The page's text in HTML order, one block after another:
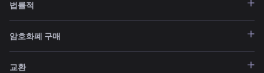
법률적
암호화폐 구매
교환